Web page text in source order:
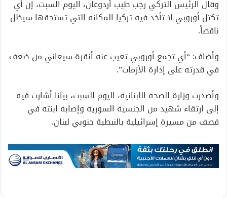
وقال الرئيس التركي رجب طيب أردوغان، اليوم السبت، إن أي
تكتل أوروبي لا تأخذ فيه تركيا المكانة التي تستحقها سيظل
ناقصاً.
وأضاف: “أي تجمع أوروبي تغيب عنه أنقرة سيعاني من ضعف
في قدرته على إدارة الأزمات”.
وأصدرت وزارة الصحة اللبنانية، اليوم السبت، بيانا أشارت فيه
إلى ارتقاء شهيد من الجنسية السورية وإصابة ابنته في
قصف من مسيرة إسرائيلية بالنبطية جنوبي لبنان.